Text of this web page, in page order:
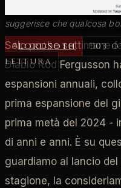
Una modifica a uno dei
suggerisce che qualcosa
LordSoth 03
lettura
Solo poche settimane
Diablo Rod Fergusson
espansioni annuali,
prima espansione del
prima metà del 2024 -
di anni e anni. È su
guardiamo al lancio
stagione, la